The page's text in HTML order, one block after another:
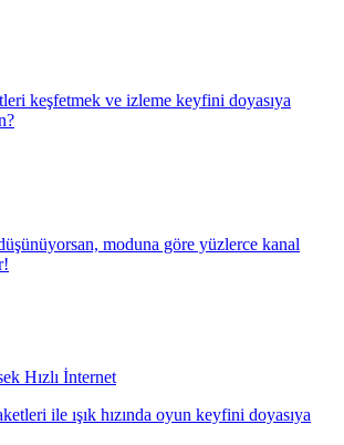
keşfetmek ve izleme keyfini doyasıya
moduna göre yüzlerce kanal
Hızlı İnternet
ile ışık hızında oyun keyfini doyasıya